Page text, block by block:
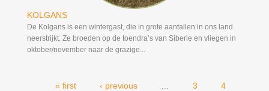
KOLGANS
De Kolgans is een wintergast, die in grote aantallen in ons land
neerstrijkt. Ze broeden op de toendra’s van Siberie en vliegen in
oktober/november naar de grazige...
Pages« first ‹ previous 3 4